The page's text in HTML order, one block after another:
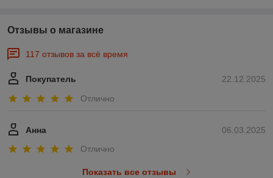
Отзывы о магазине
117 отзывов за всё время
22.12.2025
Покупатель
Отлично
06.03.2025
Анна
Отлично
Показать все отзывы